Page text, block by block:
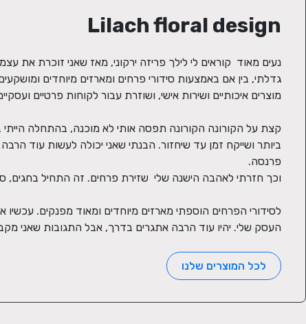
Lilach floral design
העסק שלי. יהיו עוד הרבה אתגרים בדרך, אבל התגובות שאני
לכל המוצרים שלנו